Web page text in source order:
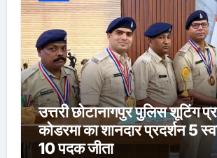
उत्तरी छोटानागपुर पुलिस शूटिंग
कोडरमा का शानदार प्रदर्शन 5 स्वर्ण सहित
10 पदक जीता